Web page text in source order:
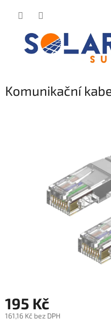
Komunikační
195 Kč
161,16 Kč bez DPH